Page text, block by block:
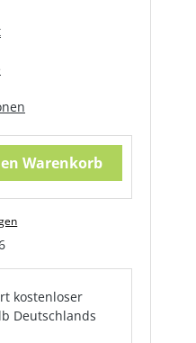
Gib den
Warenkorb
kostenloser
Deutschlands